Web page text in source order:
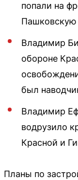
попали на
Пашковскую
Владимир
обороне
был
Владимир
водрузило
Красной и
Планы по